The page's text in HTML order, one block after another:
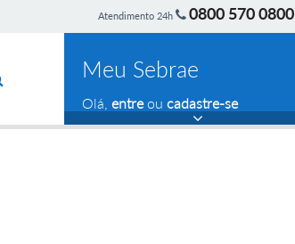
Atendimento 24h 0800 570 0800
Meu Sebrae
Olá, entreou cadastre-se